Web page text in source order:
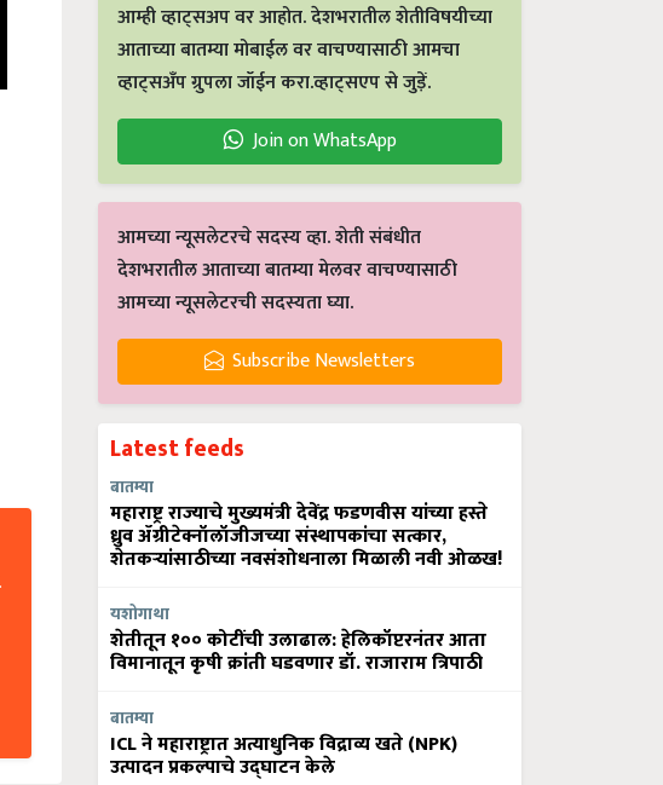
आम्ही व्हाट्सअप वर आहोत. देशभरातील शेतीविषयीच्या
आताच्या बातम्या मोबाईल वर वाचण्यासाठी आमचा
व्हाट्सअँप ग्रुपला जॉईन करा.व्हाट्सएप से जुड़ें.
Join on WhatsApp
आमच्या न्यूसलेटरचे सदस्य व्हा. शेती संबंधीत
देशभरातील आताच्या बातम्या मेलवर वाचण्यासाठी
आमच्या न्यूसलेटरची सदस्यता घ्या.
Subscribe Newsletters
Latest feeds
बातम्या
महाराष्ट्र राज्याचे मुख्यमंत्री देवेंद्र फडणवीस यांच्या हस्ते
ध्रुव ॲग्रीटेक्नॉलॉजीजच्या संस्थापकांचा सत्कार,
शेतकऱ्यांसाठीच्या नवसंशोधनाला मिळाली नवी ओळख!
यशोगाथा
शेतीतून १०० कोटींची उलाढाल: हेलिकॉप्टरनंतर आता
विमानातून कृषी क्रांती घडवणार डॉ. राजाराम त्रिपाठी
बातम्या
ICL ने महाराष्ट्रात अत्याधुनिक विद्राव्य खते (NPK)
उत्पादन प्रकल्पाचे उद्घाटन केले